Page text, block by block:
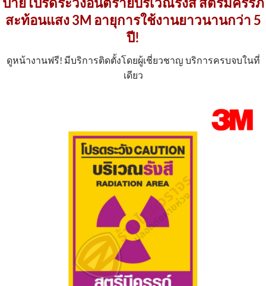
สะท้อนแสง 3M อายุการใช้งานยาวนานกว่า 5
ปี!
ดูหน้างานฟรี! มีบริการติดตั้งโดยผู้เชี่ยวชาญ บริการครบจบในที่
เดียว